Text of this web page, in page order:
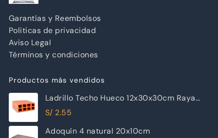
Garantías y Reembolsos
Politicas de privacidad
Aviso Legal
Términos y condiciones
Productos más vendidos
Ladrillo Techo Hueco 12x30x30cm Raya
Piramide
S/ 2.55
Adoquín 4 natural 20x10cm